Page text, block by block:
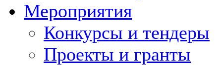
Мероприятия
Конкурсы и тендеры
Проекты и гранты